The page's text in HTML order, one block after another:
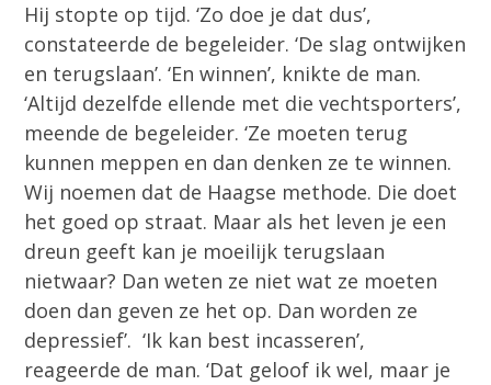
Hij stopte op tijd. ‘Zo doe je dat dus’,
constateerde de begeleider. ‘De slag ontwijken
en terugslaan’. ‘En winnen’, knikte de man.
‘Altijd dezelfde ellende met die vechtsporters’,
meende de begeleider. ‘Ze moeten terug
kunnen meppen en dan denken ze te winnen.
Wij noemen dat de Haagse methode. Die doet
het goed op straat. Maar als het leven je een
dreun geeft kan je moeilijk terugslaan
nietwaar? Dan weten ze niet wat ze moeten
doen dan geven ze het op. Dan worden ze
depressief’. ‘Ik kan best incasseren’,
reageerde de man. ‘Dat geloof ik wel, maar je